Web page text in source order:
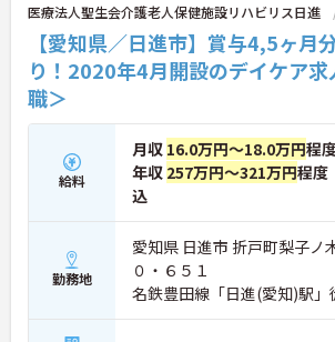
医療法人聖生会介護老人保健施設リハビリス日進
【愛知県／日進市】賞与4,5ヶ月
り！2020年4月開設のデイケア
職＞
給料
月収 16.0万円～18.0万円程
年収 257万円～321万円程
込
勤務地
愛知県 日進市 折戸町梨子ノ
０・６５１
名鉄豊田線「日進(愛知)駅」